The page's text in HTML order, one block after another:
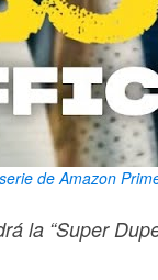
de Amazon
la “Super